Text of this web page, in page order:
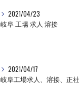
2021/04/23
岐阜 工場 求人 溶接
2021/04/17
岐阜工場求人、溶接、正